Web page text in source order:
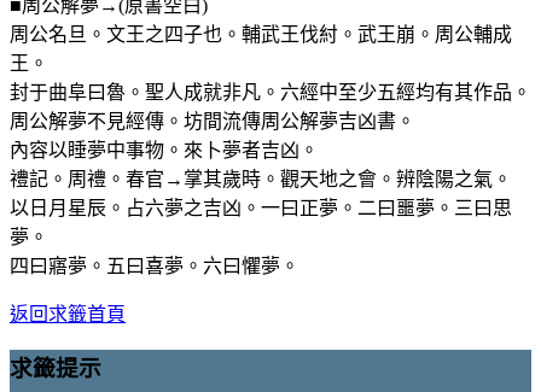
■周公解夢→(原書空白)
周公名旦。文王之四子也。輔武王伐紂。武王崩。周公輔成
王。
封于曲阜曰魯。聖人成就非凡。六經中至少五經均有其作品。
周公解夢不見經傳。坊間流傳周公解夢吉凶書。
內容以睡夢中事物。來卜夢者吉凶。
禮記。周禮。春官→掌其歲時。觀天地之會。辨陰陽之氣。
以日月星辰。占六夢之吉凶。一曰正夢。二曰噩夢。三曰思
夢。
四曰寤夢。五曰喜夢。六曰懼夢。
返回求籤首頁
求籤提示